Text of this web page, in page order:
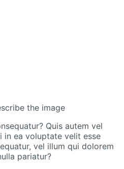
the image
Quis autem vel
in ea voluptate velit esse
vel illum qui dolorem
pariatur?